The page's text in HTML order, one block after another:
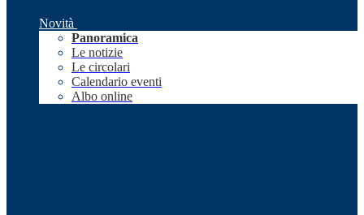
Novità
Panoramica
Le notizie
Le circolari
Calendario eventi
Albo online